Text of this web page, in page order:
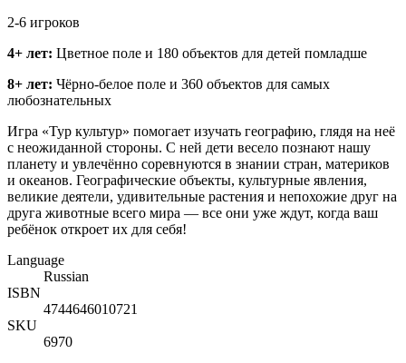
2-6 игроков
4+ лет: Цветное поле и 180 объектов для детей помладше
8+ лет: Чёрно-белое поле и 360 объектов для самых
любознательных
Игра «Тур культур» помогает изучать географию, глядя на неё
с неожиданной стороны. С ней дети весело познают нашу
планету и увлечённо соревнуются в знании стран, материков
и океанов. Географические объекты, культурные явления,
великие деятели, удивительные растения и непохожие друг на
друга животные всего мира — все они уже ждут, когда ваш
ребёнок откроет их для себя!
Language
Russian
ISBN
4744646010721
SKU
6970